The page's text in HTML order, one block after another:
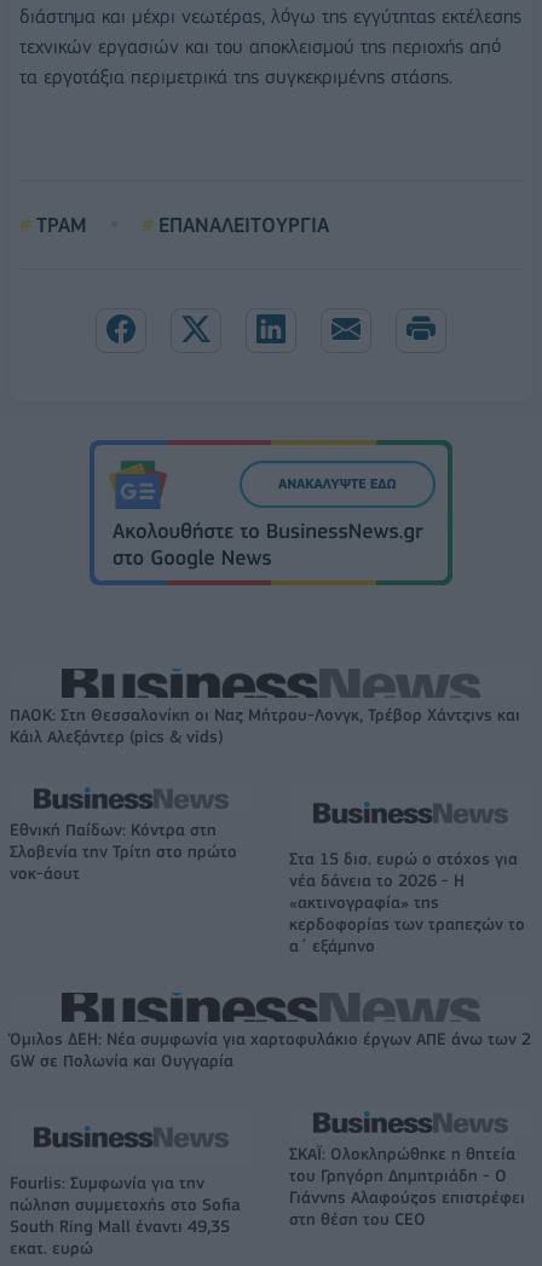
διάστημα και μέχρι νεωτέρας, λόγω της εγγύτητας εκτέλεσης
τεχνικών εργασιών και του αποκλεισμού της περιοχής από
τα εργοτάξια περιμετρικά της συγκεκριμένης στάσης.
ΤΡΑΜ ΕΠΑΝΑΛΕΙΤΟΥΡΓΙΑ
ΠΑΟΚ: Στη Θεσσαλονίκη οι Ναζ Μήτρου-Λονγκ, Τρέβορ Χάντζινς και
Κάιλ Αλεξάντερ (pics & vids)
Εθνική Παίδων: Κόντρα στη
Σλοβενία την Τρίτη στο πρώτο
νοκ-άουτ
Στα 15 δισ. ευρώ ο στόχος για
νέα δάνεια το 2026 - Η
«ακτινογραφία» της
κερδοφορίας των τραπεζών το
α΄ εξάμηνο
Όμιλος ΔΕΗ: Νέα συμφωνία για χαρτοφυλάκιο έργων ΑΠΕ άνω των 2
GW σε Πολωνία και Ουγγαρία
Fourlis: Συμφωνία για την
πώληση συμμετοχής στο Sofia
South Ring Mall έναντι 49,35
εκατ. ευρώ
ΣΚΑΪ: Ολοκληρώθηκε η θητεία
του Γρηγόρη Δημητριάδη - Ο
Γιάννης Αλαφούζος επιστρέφει
στη θέση του CEO